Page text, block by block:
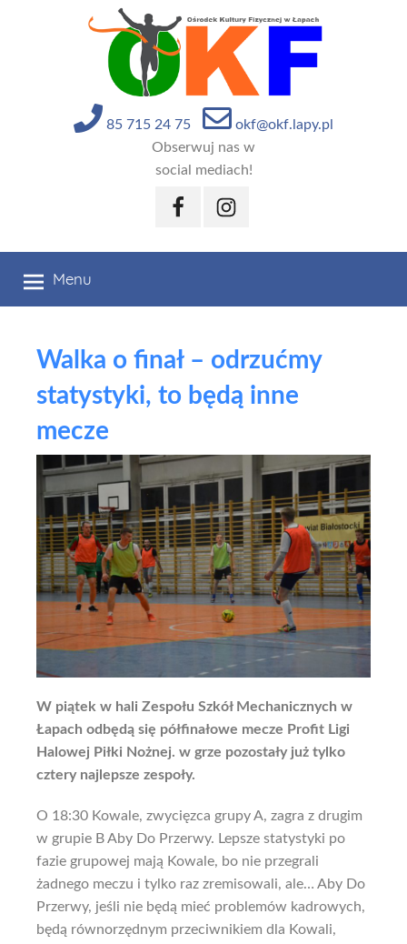
85 715 24 75
okf@okf.lapy.pl
Obserwuj nas w
social mediach!
FacebookInstagram
Menu
Walka o finał – odrzućmy
statystyki, to będą inne
mecze
W piątek w hali Zespołu Szkół Mechanicznych w
Łapach odbędą się półfinałowe mecze Profit Ligi
Halowej Piłki Nożnej. w grze pozostały już tylko
cztery najlepsze zespoły.
O 18:30 Kowale, zwycięzca grupy A, zagra z drugim
w grupie B Aby Do Przerwy. Lepsze statystyki po
fazie grupowej mają Kowale, bo nie przegrali
żadnego meczu i tylko raz zremisowali, ale… Aby Do
Przerwy, jeśli nie będą mieć problemów kadrowych,
będą równorzędnym przeciwnikiem dla Kowali,